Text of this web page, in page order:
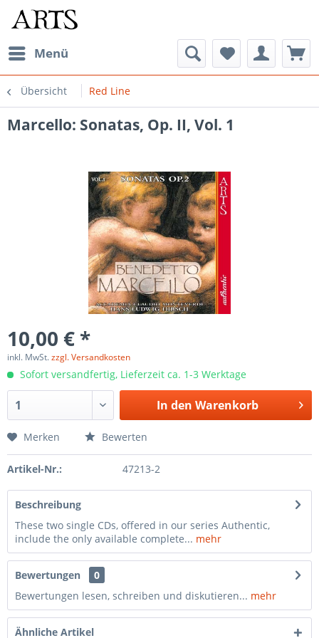
Menü
Übersicht Red Line
Marcello: Sonatas, Op. II, Vol. 1
10,00 € *
inkl. MwSt.zzgl. Versandkosten
Sofort versandfertig, Lieferzeit ca. 1-3 Werktage
In den Warenkorb
Merken Bewerten
Artikel-Nr.: 47213-2
Beschreibung
These two single CDs, offered in our series Authentic,
include the only available complete... mehr
Bewertungen
0
Bewertungen lesen, schreiben und diskutieren... mehr
Ähnliche Artikel